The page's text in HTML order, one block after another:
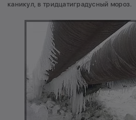
каникул, в тридцатиградусный мороз.